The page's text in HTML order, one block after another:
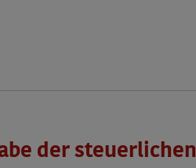
der steuerlichen